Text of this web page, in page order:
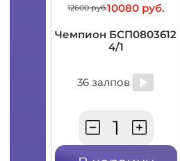
12600 руб.10080 руб.
Чемпион БСП0803612
4/1
36 залпов